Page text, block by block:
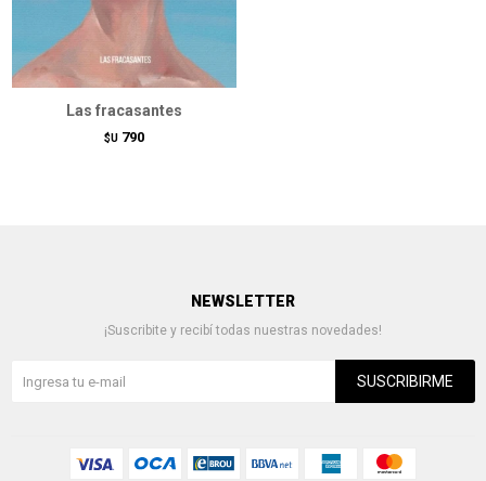
Las fracasantes
$U 790
NEWSLETTER
¡Suscribite y recibí todas nuestras novedades!
SUSCRIBIRME